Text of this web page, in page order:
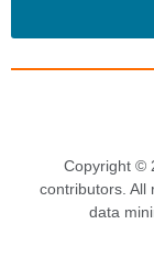
Copyright ©
contributors. All
data